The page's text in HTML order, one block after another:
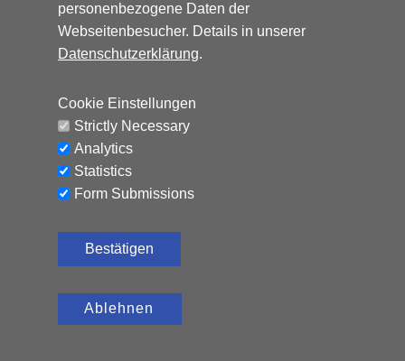
personenbezogene Daten der
Webseitenbesucher. Details in unserer
Datenschutzerklärung.
Cookie Einstellungen
Strictly Necessary
Analytics
Statistics
Form Submissions
Bestätigen
Ablehnen